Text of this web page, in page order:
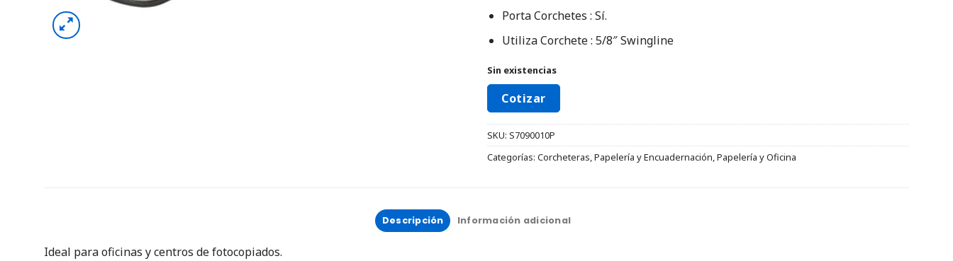
Porta Corchetes : Sí.
Utiliza Corchete : 5/8″ Swingline
Sin existencias
Cotizar
SKU: S7090010P
Categorías: Corcheteras,Papelería y Encuadernación,Papelería y Oficina
Descripción Información adicional
Ideal para oficinas y centros de fotocopiados.